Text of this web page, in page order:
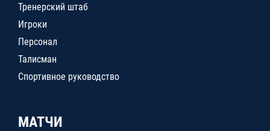
Тренерский штаб
Игроки
Персонал
Талисман
Спортивное руководство
МАТЧИ